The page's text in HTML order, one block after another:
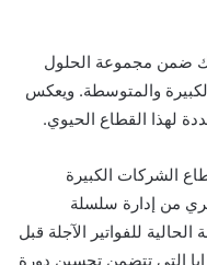
ضمن مجموعة الحلول
والمتوسطة. ويعكس
لهذا القطاع الحيوي.
الشركات الكبيرة
من إدارة سلسلة
الحالية للفواتير الآجلة قبل
التي تتضمن تحسين دورة